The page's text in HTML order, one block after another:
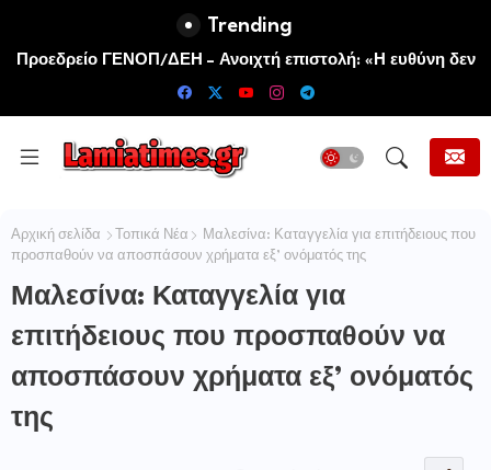
Trending
Προεδρείο ΓΕΝΟΠ/ΔΕΗ – Ανοιχτή επιστολή: «Η ευθύνη δεν
μεταφέρεται. Αναλαμβάνεται πριν θρηνήσουμε θύματα»
Αρχική σελίδα Τοπικά Νέα
Μαλεσίνα: Καταγγελία για επιτήδειους που
προσπαθούν να αποσπάσουν χρήματα εξ’ ονόματός της
Μαλεσίνα: Καταγγελία για
επιτήδειους που προσπαθούν να
αποσπάσουν χρήματα εξ’ ονόματός
της